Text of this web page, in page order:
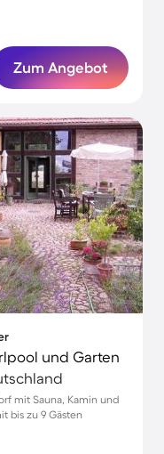
Zum Angebot
und Garten
mit Sauna, Kamin und
bis zu 9 Gästen